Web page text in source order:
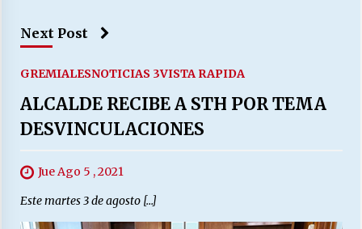
Next Post
GREMIALESNOTICIAS 3VISTA RAPIDA
ALCALDE RECIBE A STH POR TEMA
DESVINCULACIONES
Jue Ago 5 , 2021
Este martes 3 de agosto […]